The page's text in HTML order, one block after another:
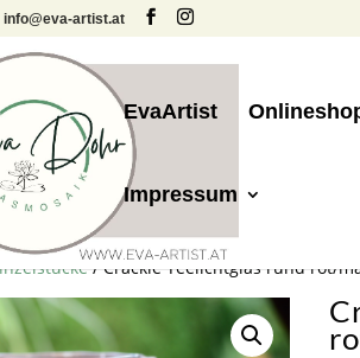
info@eva-artist.at
EvaArtist
Impressum
/ Crackle Teelichtglas rund rot/